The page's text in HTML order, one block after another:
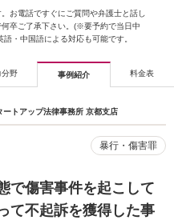
お電話ですぐにご質問や弁護士と話し
卒ご了承下さい。(※要予約で当日中
・中国語による対応も可能です。
分野 事例紹介 料金表
トアップ法律事務所 京都支店
暴行・傷害罪
で傷害事件を起こして
て不起訴を獲得した事